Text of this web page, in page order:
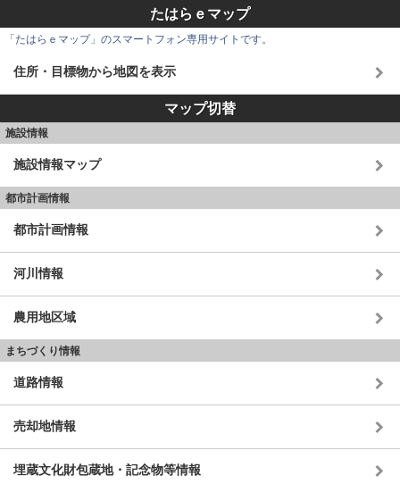
たはらｅマップ
「たはらｅマップ」のスマートフォン専用サイトです。
住所・目標物から地図を表示
マップ切替
施設情報
施設情報マップ
都市計画情報
都市計画情報
河川情報
農用地区域
まちづくり情報
道路情報
売却地情報
埋蔵文化財包蔵地・記念物等情報